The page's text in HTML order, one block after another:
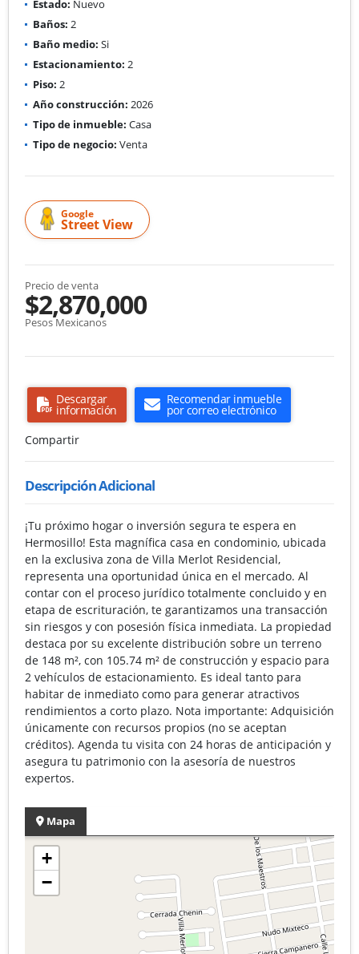
Estado: Nuevo
Baños: 2
Baño medio: Si
Estacionamiento: 2
Piso: 2
Año construcción: 2026
Tipo de inmueble: Casa
Tipo de negocio: Venta
Google
Street View
Precio de venta
$2,870,000
Pesos Mexicanos
Descargar
información
Recomendar inmueble
por correo electrónico
Compartir
Descripción Adicional
¡Tu próximo hogar o inversión segura te espera en
Hermosillo! Esta magnífica casa en condominio, ubicada
en la exclusiva zona de Villa Merlot Residencial,
representa una oportunidad única en el mercado. Al
contar con el proceso jurídico totalmente concluido y en
etapa de escrituración, te garantizamos una transacción
sin riesgos y con posesión física inmediata. La propiedad
destaca por su excelente distribución sobre un terreno
de 148 m², con 105.74 m² de construcción y espacio para
2 vehículos de estacionamiento. Es ideal tanto para
habitar de inmediato como para generar atractivos
rendimientos a corto plazo. Nota importante: Adquisición
únicamente con recursos propios (no se aceptan
créditos). Agenda tu visita con 24 horas de anticipación y
asegura tu patrimonio con la asesoría de nuestros
expertos.
Mapa
+
−